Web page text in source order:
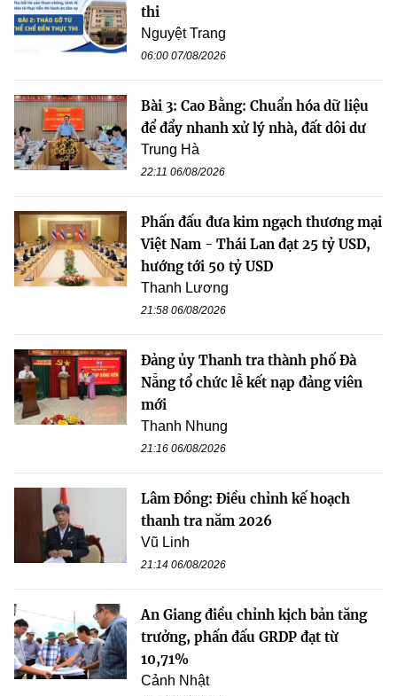
thi
Nguyệt Trang
06:00 07/08/2026
Bài 3: Cao Bằng: Chuẩn hóa dữ liệu
để đẩy nhanh xử lý nhà, đất dôi dư
Trung Hà
22:11 06/08/2026
Phấn đấu đưa kim ngạch thương mại
Việt Nam - Thái Lan đạt 25 tỷ USD,
hướng tới 50 tỷ USD
Thanh Lương
21:58 06/08/2026
Đảng ủy Thanh tra thành phố Đà
Nẵng tổ chức lễ kết nạp đảng viên
mới
Thanh Nhung
21:16 06/08/2026
Lâm Đồng: Điều chỉnh kế hoạch
thanh tra năm 2026
Vũ Linh
21:14 06/08/2026
An Giang điều chỉnh kịch bản tăng
trưởng, phấn đấu GRDP đạt từ
10,71%
Cảnh Nhật